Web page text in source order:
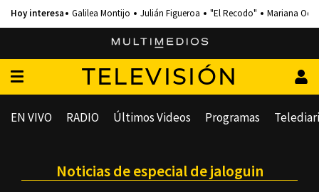
Galilea Montijo Julián Figueroa "El Recodo" Mariana
TELEVISIÓN
EN VIVO RADIO Últimos Videos Programas
Noticias de especial de jaloguin